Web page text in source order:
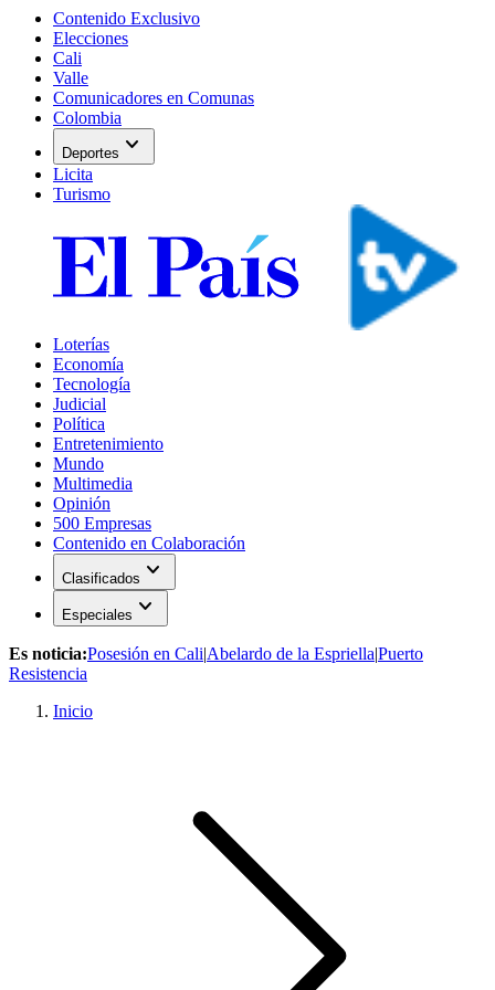
Contenido Exclusivo
Elecciones
Cali
Valle
Comunicadores en Comunas
Colombia
Deportes expand_more
Licita
Turismo
Loterías
Economía
Tecnología
Judicial
Política
Entretenimiento
Mundo
Multimedia
Opinión
500 Empresas
Contenido en Colaboración
Clasificados expand_more
Especiales expand_more
Es noticia:Posesión en Cali|Abelardo de la Espriella|Puerto
Resistencia
Inicio